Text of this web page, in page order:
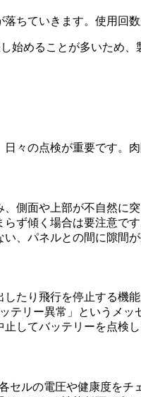
ちていきます。使用回
めることが多いため
々の点検が重要です。
側面や上部が不自然に突
ず傾く場合は要注意です
、パネルとの間に隙間
たり飛行を停止する機能
リー異常」というメッ
してバッテリーを点検し
ルの電圧や健康度を